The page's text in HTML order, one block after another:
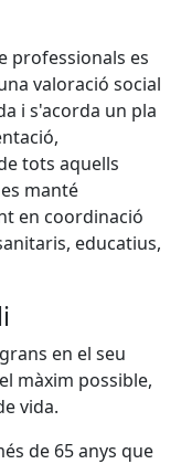
professionals es
valoració social
i s'acorda un pla
tots aquells
manté
en coordinació
educatius,
en el seu
màxim possible,
vida.
de 65 anys que